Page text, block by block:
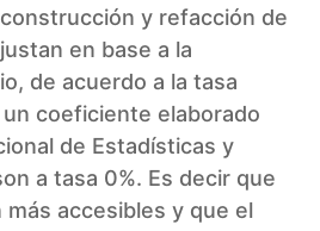
y refacción de
en base a la
de acuerdo a la tasa
coeficiente elaborado
de Estadísticas y
a tasa 0%. Es decir que
accesibles y que el